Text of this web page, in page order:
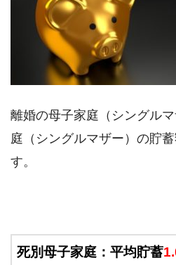
離婚の母子家庭（シングル
庭（シングルマザー）の貯
す。
死別母子家庭：平均貯蓄